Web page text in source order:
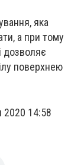
яка
а при тому
дозволяє
поверхнею
2020 14:58